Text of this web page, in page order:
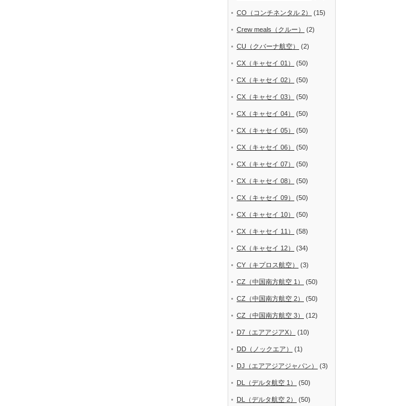
CO（コンチネンタル 2） (15)
Crew meals（クルー） (2)
CU（クバーナ航空） (2)
CX（キャセイ 01） (50)
CX（キャセイ 02） (50)
CX（キャセイ 03） (50)
CX（キャセイ 04） (50)
CX（キャセイ 05） (50)
CX（キャセイ 06） (50)
CX（キャセイ 07） (50)
CX（キャセイ 08） (50)
CX（キャセイ 09） (50)
CX（キャセイ 10） (50)
CX（キャセイ 11） (58)
CX（キャセイ 12） (34)
CY（キプロス航空） (3)
CZ（中国南方航空 1） (50)
CZ（中国南方航空 2） (50)
CZ（中国南方航空 3） (12)
D7（エアアジアX） (10)
DD（ノックエア） (1)
DJ（エアアジアジャパン） (3)
DL（デルタ航空 1） (50)
DL（デルタ航空 2） (50)